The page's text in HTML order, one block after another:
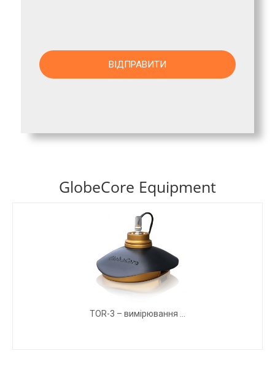
GlobeCore Equipment
TOR-3 – вимірювання ...